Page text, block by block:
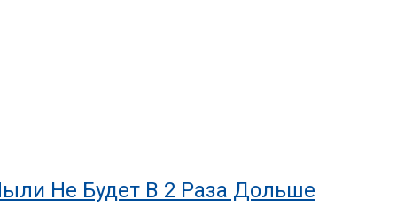
Не Будет В 2 Раза Дольше